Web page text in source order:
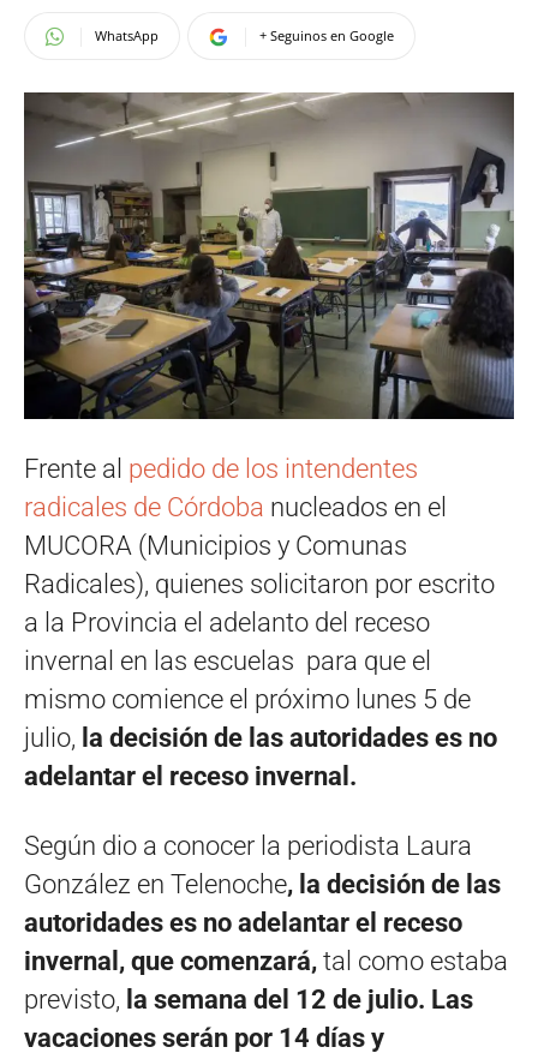
WhatsApp + Seguinos en Google
Frente al pedido de los intendentes
radicales de Córdoba nucleados en el
MUCORA (Municipios y Comunas
Radicales), quienes solicitaron por escrito
a la Provincia el adelanto del receso
invernal en las escuelas para que el
mismo comience el próximo lunes 5 de
julio, la decisión de las autoridades es no
adelantar el receso invernal.
Según dio a conocer la periodista Laura
González en Telenoche, la decisión de las
autoridades es no adelantar el receso
invernal, que comenzará, tal como estaba
previsto, la semana del 12 de julio. Las
vacaciones serán por 14 días y